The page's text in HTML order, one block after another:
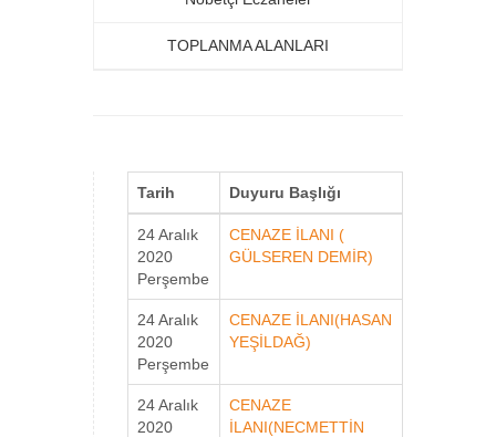
TOPLANMA ALANLARI
Tarih Duyuru Başlığı
24 Aralık
2020
Perşembe
CENAZE İLANI (
GÜLSEREN DEMİR)
24 Aralık
2020
Perşembe
CENAZE İLANI(HASAN
YEŞİLDAĞ)
24 Aralık
2020
CENAZE
İLANI(NECMETTİN